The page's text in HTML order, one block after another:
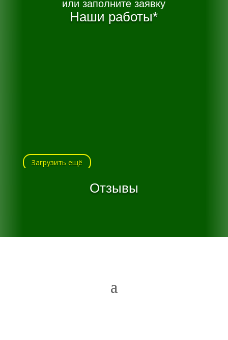
или заполните заявку
Наши работы*
Загрузить ещё
Отзывы